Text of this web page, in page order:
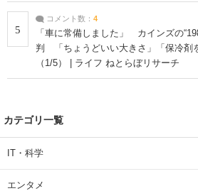
5
コメント数： 4
「車に常備しました」 カインズの
判 「ちょうどいい大きさ」「保冷剤
（1/5） | ライフ ねとらぼリサーチ
カテゴリ一覧
IT・科学
エンタメ